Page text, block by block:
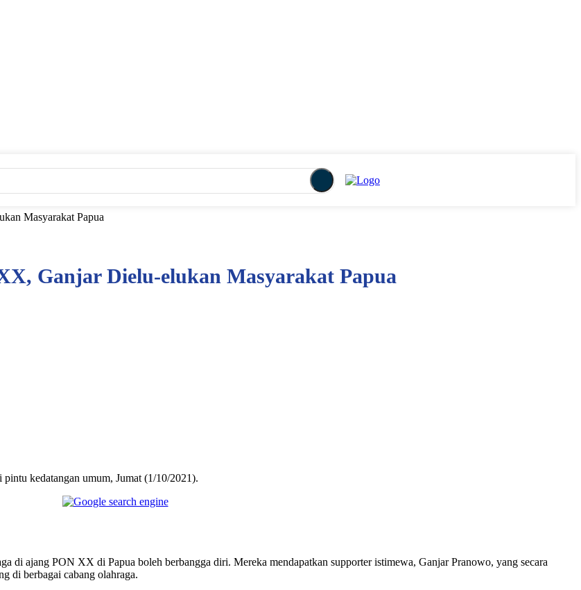
Masyarakat Papua
Ganjar Dielu-elukan Masyarakat Papua
kedatangan umum, Jumat (1/10/2021).
di ajang PON XX di Papua boleh berbangga diri. Mereka mendapatkan supporter istimewa, Ganjar Pranowo, yang secara
di berbagai cabang olahraga.